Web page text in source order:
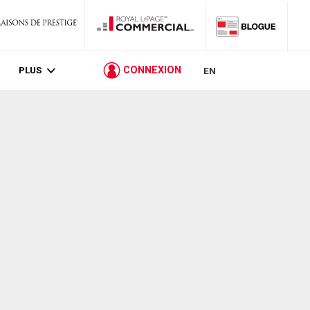
PLUS CONNEXION EN